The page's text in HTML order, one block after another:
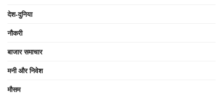
देश-दुनिया
नौकरी
बाजार समाचार
मनी और निवेश
मौसम